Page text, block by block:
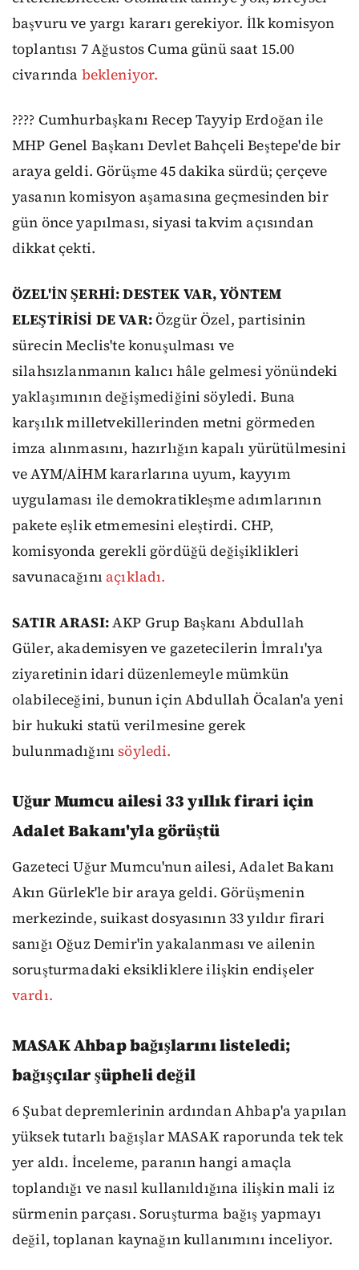
başvuru ve yargı kararı gerekiyor. İlk komisyon
toplantısı 7 Ağustos Cuma günü saat 15.00
civarında bekleniyor.
???? Cumhurbaşkanı Recep Tayyip Erdoğan ile
MHP Genel Başkanı Devlet Bahçeli Beştepe'de bir
araya geldi. Görüşme 45 dakika sürdü; çerçeve
yasanın komisyon aşamasına geçmesinden bir
gün önce yapılması, siyasi takvim açısından
dikkat çekti.
ÖZEL'İN ŞERHİ: DESTEK VAR, YÖNTEM
ELEŞTİRİSİ DE VAR:Özgür Özel, partisinin
sürecin Meclis'te konuşulması ve
silahsızlanmanın kalıcı hâle gelmesi yönündeki
yaklaşımının değişmediğini söyledi. Buna
karşılık milletvekillerinden metni görmeden
imza alınmasını, hazırlığın kapalı yürütülmesini
ve AYM/AİHM kararlarına uyum, kayyım
uygulaması ile demokratikleşme adımlarının
pakete eşlik etmemesini eleştirdi. CHP,
komisyonda gerekli gördüğü değişiklikleri
savunacağını açıkladı.
SATIR ARASI:AKP Grup Başkanı Abdullah
Güler, akademisyen ve gazetecilerin İmralı'ya
ziyaretinin idari düzenlemeyle mümkün
olabileceğini, bunun için Abdullah Öcalan'a yeni
bir hukuki statü verilmesine gerek
bulunmadığınısöyledi.
Uğur Mumcu ailesi 33 yıllık firari için
Adalet Bakanı'yla görüştü
Gazeteci Uğur Mumcu'nun ailesi, Adalet Bakanı
Akın Gürlek'le bir araya geldi. Görüşmenin
merkezinde, suikast dosyasının 33 yıldır firari
sanığı Oğuz Demir'in yakalanması ve ailenin
soruşturmadaki eksikliklere ilişkin endişeler
vardı.
MASAK Ahbap bağışlarını listeledi;
bağışçılar şüpheli değil
6 Şubat depremlerinin ardından Ahbap'a yapılan
yüksek tutarlı bağışlar MASAK raporunda tek tek
yer aldı. İnceleme, paranın hangi amaçla
toplandığı ve nasıl kullanıldığına ilişkin mali iz
sürmenin parçası. Soruşturma bağış yapmayı
değil, toplanan kaynağın kullanımını inceliyor.